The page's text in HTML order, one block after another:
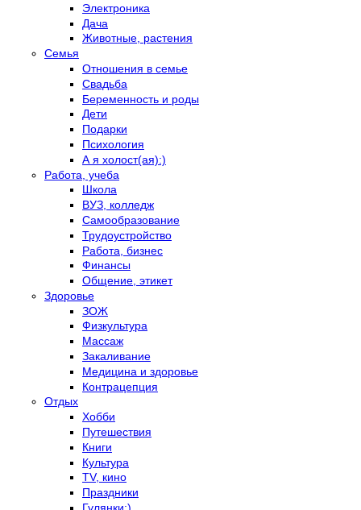
Электроника
Дача
Животные, растения
Семья
Отношения в семье
Свадьба
Беременность и роды
Дети
Подарки
Психология
А я холост(ая):)
Работа, учеба
Школа
ВУЗ, колледж
Самообразование
Трудоустройство
Работа, бизнес
Финансы
Общение, этикет
Здоровье
ЗОЖ
Физкультура
Массаж
Закаливание
Медицина и здоровье
Контрацепция
Отдых
Хобби
Путешествия
Книги
Культура
TV, кино
Праздники